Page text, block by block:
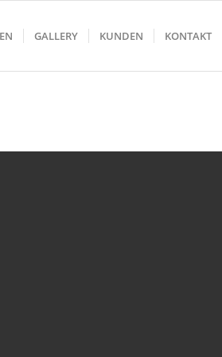
GALLERY KUNDEN KONTAKT